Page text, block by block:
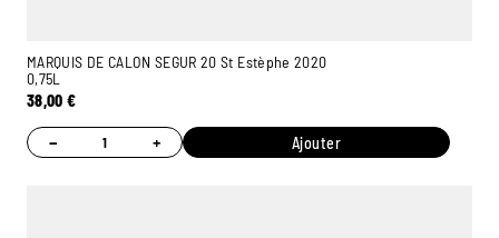
MARQUIS DE CALON SEGUR 20 St Estèphe 2020
0,75L
38,00€
− + Ajouter